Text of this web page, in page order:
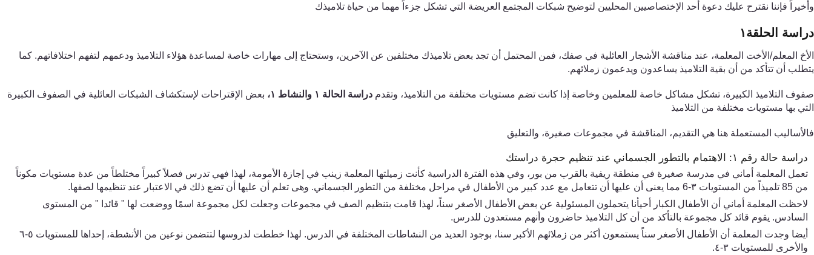
وأخيراً فإننا نقترح عليك دعوة أحد الإختصاصيين المحليين لتوضيح شبكات المجتمع العريضة التي تشكل جزءاً مهما من حياة تلاميذك
دراسة الحلقة١
الأخ المعلم/الأخت المعلمة، عند مناقشة الأشجار العائلية في صفك، فمن المحتمل أن تجد بعض تلاميذك مختلفين عن الآخرين، وستحتاج إلى مهارات خاصة لمساعدة هؤلاء التلاميذ ودعمهم لتفهم اختلافاتهم. كما
يتطلب أن تتأكد من أن بقية التلاميذ يساعدون ويدعمون زملائهم.
صفوف التلاميذ الكبيرة، تشكل مشاكل خاصة للمعلمين وخاصة إذا كانت تضم مستويات مختلفة من التلاميذ، وتقدم دراسة الحالة ١ والنشاط ١، بعض الإقتراحات لإستكشاف الشبكات العائلية في الصفوف الكبيرة
التي بها مستويات مختلفة من التلاميذ
فالأساليب المستعملة هنا هي التقديم، المناقشة في مجموعات صغيرة، والتعليق
دراسة حالة رقم ١: الاهتمام بالتطور الجسماني عند تنظيم حجرة دراستك
تعمل المعلمة أماني في مدرسة صغيرة في منطقة ريفية بالقرب من بور، وفي هذه الفترة الدراسية كأنت زميلتها المعلمة زينب في إجازة الأمومة، لهذا فهي تدرس فصلاً كبيراً مختلطاً من عدة مستويات مكوناً
من 85 تلميذاً من المستويات ٣-
6 مما يعنى أن عليها أن تتعامل مع عدد كبير من الأطفال في مراحل مختلفة من التطور الجسماني. وهى تعلم أن عليها أن تضع ذلك في الاعتبار عند تنظيمها لصفها.
لاحظت المعلمة أماني أن الأطفال الكبار أحيأنا يتحملون المسئولية عن بعض الأطفال الأصغر سناً، لهذا قامت بتنظيم الصف في مجموعات وجعلت لكل مجموعة اسمًا ووضعت لها " قائدا " من المستوى
السادس. يقوم قائد كل مجموعة بالتأكد من أن كل التلاميذ حاضرون وأنهم مستعدون للدرس.
أيضا وجدت المعلمة أن الأطفال الأصغر سناً يستمعون أكثر من زملائهم الأكبر سنا، بوجود العديد من النشاطات المختلفة في الدرس. لهذا خططت لدروسها لتتضمن نوعين من الأنشطة، إحداها للمستويات ٥-٦
والأخرى للمستويات ٣-٤.